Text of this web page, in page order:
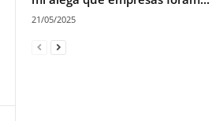
21/05/2025